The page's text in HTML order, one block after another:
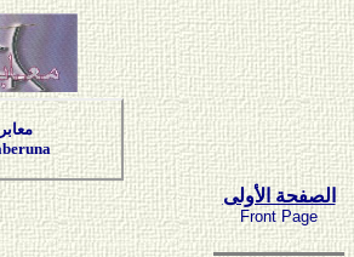
الصفحة الأولى
Front Page